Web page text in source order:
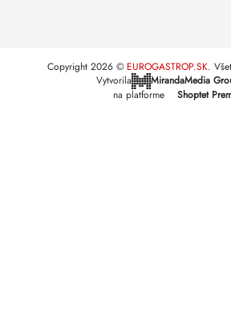
Vytvorila
MirandaMedia
na platforme
Shoptet
Copyright 2026 EUROGASTROP.SK.